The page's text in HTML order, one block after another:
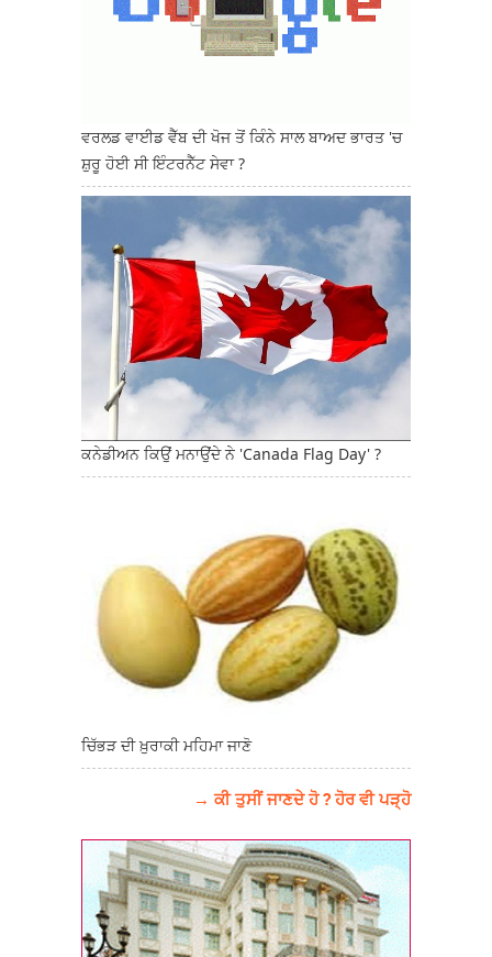
ਵਰਲਡ ਵਾਈਡ ਵੈੱਬ ਦੀ ਖੋਜ ਤੋਂ ਕਿੰਨੇ ਸਾਲ ਬਾਅਦ ਭਾਰਤ 'ਚ
ਸ਼ੁਰੂ ਹੋਈ ਸੀ ਇੰਟਰਨੈੱਟ ਸੇਵਾ ?
ਕਨੇਡੀਅਨ ਕਿਉਂ ਮਨਾਉਂਦੇ ਨੇ 'Canada Flag Day' ?
ਚਿੱਭੜ ਦੀ ਖ਼ੁਰਾਕੀ ਮਹਿਮਾ ਜਾਣੋ
→ ਕੀ ਤੁਸੀਂ ਜਾਣਦੇ ਹੋ ? ਹੋਰ ਵੀ ਪੜ੍ਹੋ